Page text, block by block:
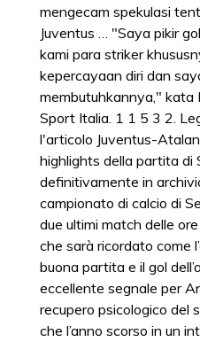
mengecam spekulasi
Juventus … "Saya pikir
kami para striker
kepercayaan diri dan
membutuhkannya," kata
Sport Italia. 1 1 5 3 2.
l'articolo Juventus-
highlights della partita di
definitivamente in
campionato di calcio di
due ultimi match delle
che sarà ricordato come
buona partita e il gol
eccellente segnale per
recupero psicologico del
che l’anno scorso in un